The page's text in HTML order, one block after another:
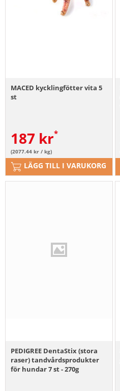
MACED kycklingfötter vita 5
st
187 kr
(2077.44 kr / kg)
LÄGG TILL I VARUKORG
PEDIGREE DentaStix (stora
raser) tandvårdsprodukter
för hundar 7 st - 270g